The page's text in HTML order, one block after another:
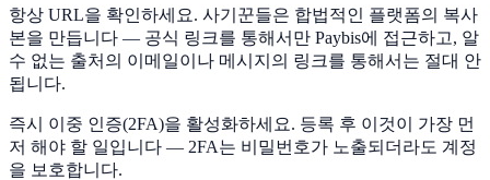
항상 URL을 확인하세요. 사기꾼들은 합법적인 플랫폼의 복사
본을 만듭니다 — 공식 링크를 통해서만 Paybis에 접근하고, 알
수 없는 출처의 이메일이나 메시지의 링크를 통해서는 절대 안
됩니다.
즉시 이중 인증(2FA)을 활성화하세요. 등록 후 이것이 가장 먼
저 해야 할 일입니다 — 2FA는 비밀번호가 노출되더라도 계정
을 보호합니다.